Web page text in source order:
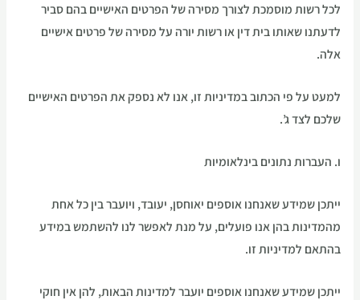
לכל רשות מוסמכת לצורך מסירה של הפרטים האישיים בהם סביר
לדעתנו שאותו בית דין או רשות יורה על מסירה של פרטים אישיים
אלה.
למעט על פי הכתוב במדיניות זו, אנו לא נספק את הפרטים האישיים
שלכם לצד ג’.
ו. העברות נתונים בינלאומיות
ייתכן שמידע שאנחנו אוספים יאוחסן, יעובד, ויועבר בין כל אחת
מהמדינות בהן אנו פועלים, על מנת לאפשר לנו להשתמש במידע
בהתאם למדיניות זו.
ייתכן שמידע שאנחנו אוספים יועבר למדינות הבאות, להן אין חוקי